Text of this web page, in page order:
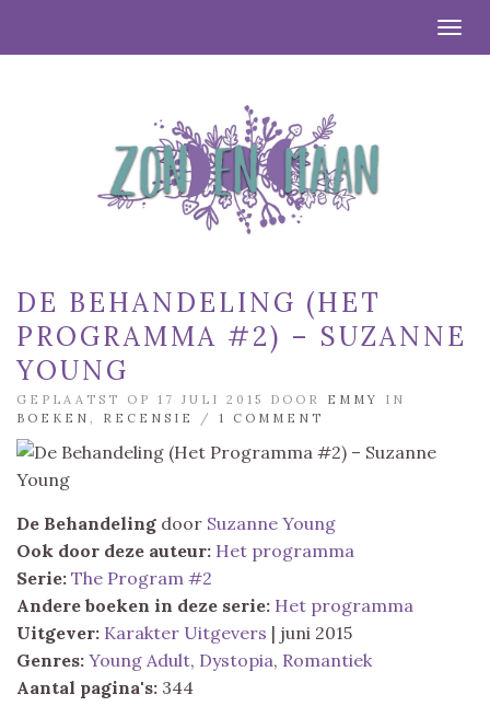
DE BEHANDELING (HET
PROGRAMMA #2) – SUZANNE
YOUNG
GEPLAATST OP 17 JULI 2015 DOOR EMMY
IN
BOEKEN
RECENSIE / 1 COMMENT
De Behandeling door Suzanne Young
Ook door deze auteur: Het programma
Serie: The Program #2
Andere boeken in deze serie: Het programma
Uitgever: Karakter Uitgevers | juni 2015
Genres: Young Adult, Dystopia, Romantiek
Aantal pagina's: 344